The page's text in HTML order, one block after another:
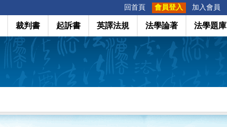
回首頁 會員登入 加入會員
裁判書 起訴書 英譯法規 法學論著 法學題庫